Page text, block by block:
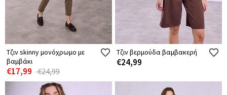
Τζιν skinny μονόχρωμο με
βαμβάκι
€17,99 €24,99
Τζιν βερμούδα βαμβακερή
€24,99